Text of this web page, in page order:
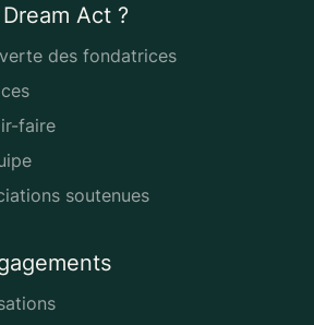
Act ?
des fondatrices
faire
soutenues